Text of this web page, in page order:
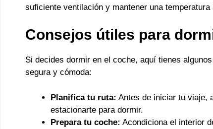
suficiente ventilación y mantener una
Consejos útiles para
Si decides dormir en el coche, aquí tienes
segura y cómoda:
Planifica tu ruta: Antes de iniciar tu viaje,
estacionarte para dormir.
Prepara tu coche: Acondiciona el interior